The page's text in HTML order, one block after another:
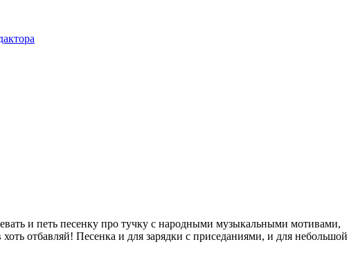
и петь песенку про тучку с народными музыкальными мотивами,
отбавляй! Песенка и для зарядки с приседаниями, и для небольшой